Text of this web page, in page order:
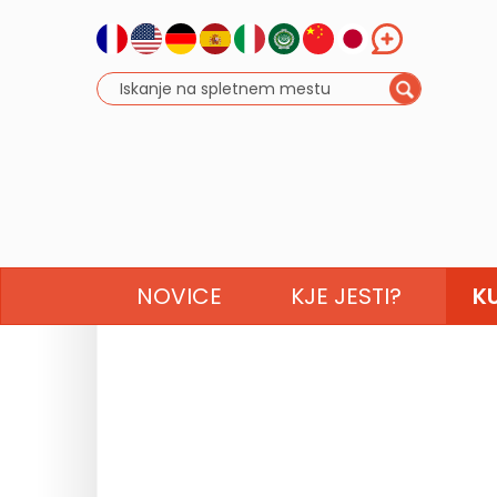
NOVICE KJE JESTI?